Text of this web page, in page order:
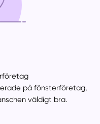
på fönsterföretag,
väldigt bra.